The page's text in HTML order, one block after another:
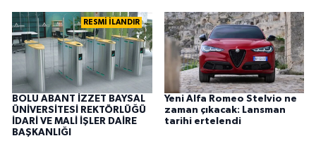
RESMİ İLANDIR
BOLU ABANT İZZET BAYSAL
ÜNİVERSİTESİ REKTÖRLÜĞÜ
İDARİ VE MALİ İŞLER DAİRE
BAŞKANLIĞI
Yeni Alfa Romeo Stelvio ne
zaman çıkacak: Lansman
tarihi ertelendi